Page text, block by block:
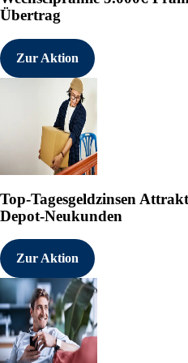
Übertrag
Zur Aktion
Top-Tagesgeldzinsen
Depot-Neukunden
Zur Aktion